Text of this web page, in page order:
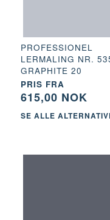
PROFESSIONEL
LERMALING NR.
GRAPHITE 20
PRIS FRA
615,00 NOK
SE ALLE